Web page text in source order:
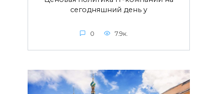
сегодняшний день у
0 7.9к.